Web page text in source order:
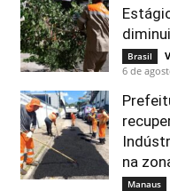
Brasil
6 de
na
Manaus